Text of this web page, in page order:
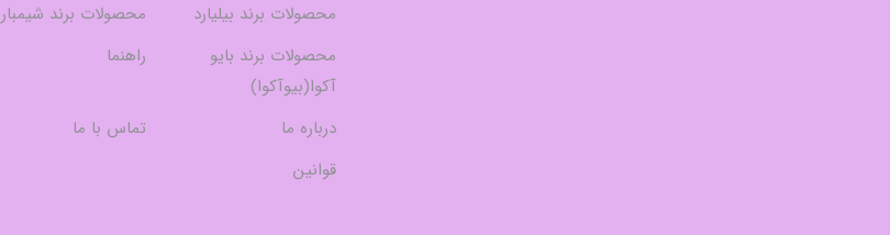
محصولات برند بیلیارد
محصولات برند شیمبار
محصولات برند بایو
آکوا(بیوآکوا)
راهنما
درباره ما
تماس با ما
قوانین